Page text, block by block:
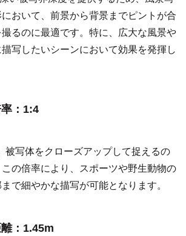
おいて、前景から背景までピントが合
るのに最適です。特に、広大な風景や
写したいシーンにおいて効果を発揮し
：1:4
被写体をクローズアップして捉えるの
の倍率により、スポーツや野生動物の
で細やかな描写が可能となります。
：1.45m